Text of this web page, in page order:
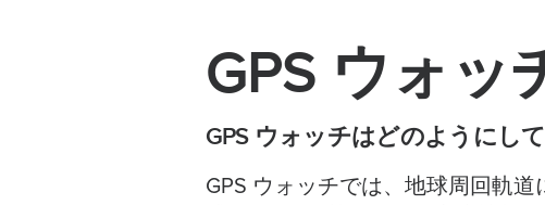
GPS ウォッ
GPS ウォッチはどのようにし
GPS ウォッチでは、地球周回軌